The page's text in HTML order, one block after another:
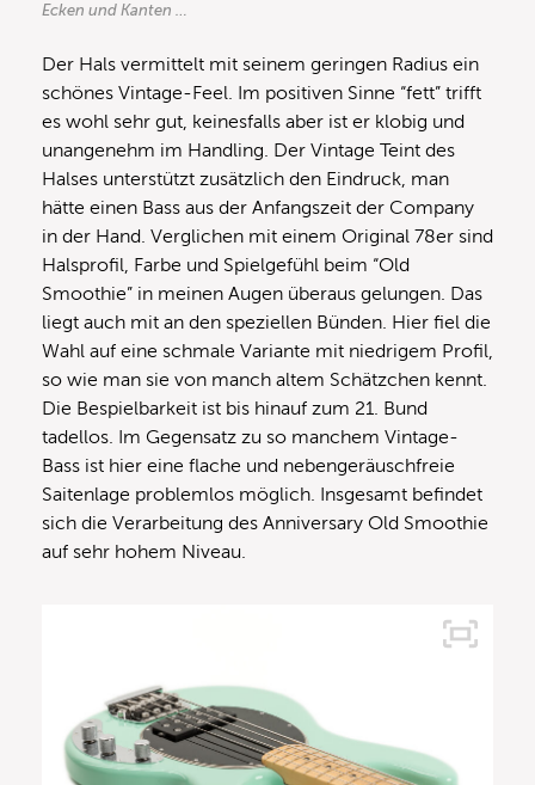
Ecken und Kanten …
Der Hals vermittelt mit seinem geringen Radius ein
schönes Vintage-Feel. Im positiven Sinne “fett” trifft
es wohl sehr gut, keinesfalls aber ist er klobig und
unangenehm im Handling. Der Vintage Teint des
Halses unterstützt zusätzlich den Eindruck, man
hätte einen Bass aus der Anfangszeit der Company
in der Hand. Verglichen mit einem Original 78er sind
Halsprofil, Farbe und Spielgefühl beim “Old
Smoothie” in meinen Augen überaus gelungen. Das
liegt auch mit an den speziellen Bünden. Hier fiel die
Wahl auf eine schmale Variante mit niedrigem Profil,
so wie man sie von manch altem Schätzchen kennt.
Die Bespielbarkeit ist bis hinauf zum 21. Bund
tadellos. Im Gegensatz zu so manchem Vintage-
Bass ist hier eine flache und nebengeräuschfreie
Saitenlage problemlos möglich. Insgesamt befindet
sich die Verarbeitung des Anniversary Old Smoothie
auf sehr hohem Niveau.